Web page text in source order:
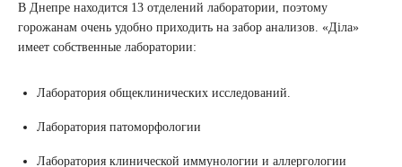
В Днепре находится 13 отделений лаборатории, поэтому
горожанам очень удобно приходить на забор анализов. «Діла»
имеет собственные лаборатории:
Лаборатория общеклинических исследований.
Лаборатория патоморфологии
Лаборатория клинической иммунологии и аллергологии